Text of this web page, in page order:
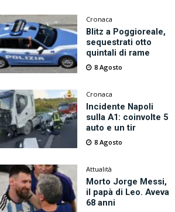
Cronaca
Blitz a Poggioreale,
sequestrati otto
quintali di rame
8 Agosto
Cronaca
Incidente Napoli
sulla A1: coinvolte 5
auto e un tir
8 Agosto
Attualità
Morto Jorge Messi,
il papà di Leo. Aveva
68 anni